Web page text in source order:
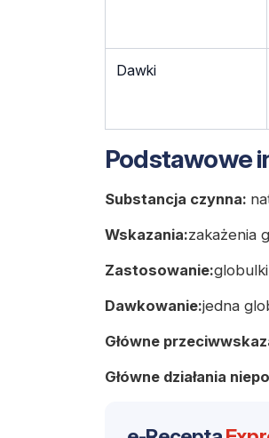
Dawki
Podstawowe
Substancja czynna:
Wskazania:zakażenia
Zastosowanie:
Dawkowanie:jedna
Główne
Główne działania